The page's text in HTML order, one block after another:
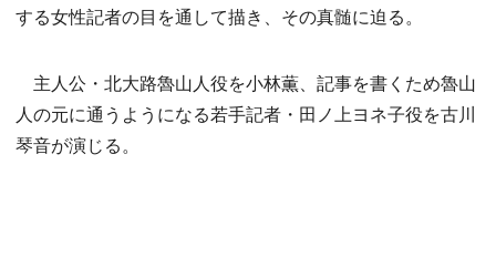
する女性記者の目を通して描き、その真髄に迫る。
主人公・北大路魯山人役を小林薫、記事を書くため魯山
人の元に通うようになる若手記者・田ノ上ヨネ子役を古川
琴音が演じる。